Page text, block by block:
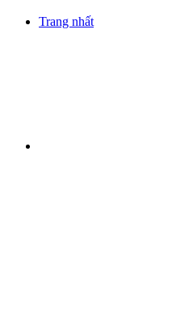
Trang nhất